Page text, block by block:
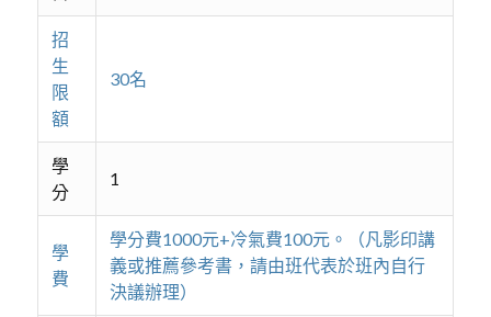
招
生
限
額
30名
學
分
1
學
費
學分費1000元+冷氣費100元。（凡影印講
義或推薦參考書，請由班代表於班內自行
決議辦理）